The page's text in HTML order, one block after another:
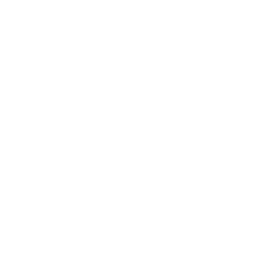
C.BECHSTEIN Digital(ベヒ